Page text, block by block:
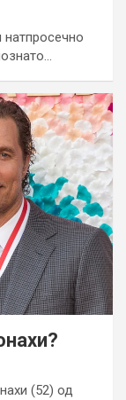
натпросечно
(52) од